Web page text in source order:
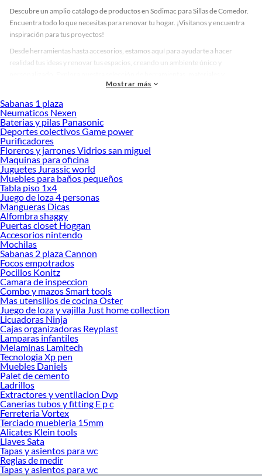
Descubre un amplio catálogo de productos en Sodimac para Sillas de Comedor.
Encuentra todo lo que necesitas para renovar tu hogar. ¡Visítanos y encuentra
inspiración para tus proyectos!
Desde herramientas hasta accesorios, estamos aquí para ayudarte a hacer
realidad tus ideas y renovar tus espacios, creando un ambiente único y
accesorios de calidad que te ayudarán a crear un espacio más tú.
Desde remodelaciones hasta proyectos de decoración, estamos aquí para hacer
tus ideas realidad. ¡Visítanos y encuentra todo lo que tenemos para ofrecerte en
Sillas de Comedor!
Explora la variedad de productos de Sillas de Comedor en Sodimac
Herramientas, materiales y accesorios de calidad para tus proyectos y
renovación de espacios. ¡Visítanos y descubre todo lo que tenemos para
ofrecerte!
Encuentra una amplia variedad de productos de Sillas de Comedor en Sodimac.
Encuentra todo lo necesario para tus proyectos de renovación y decoración.
¡Visítanos y haz tus ideas realidad!
Mostrar más
Sabanas 1 plaza
Neumaticos Nexen
Baterias y pilas Panasonic
Deportes colectivos Game power
Purificadores
Floreros y jarrones Vidrios san miguel
Maquinas para oficina
Juguetes Jurassic world
Muebles para baños pequeños
Tabla piso 1x4
Juego de loza 4 personas
Mangueras Dicas
Alfombra shaggy
Puertas closet Hoggan
Accesorios nintendo
Mochilas
Sabanas 2 plaza Cannon
Focos empotrados
Pocillos Konitz
Camara de inspeccion
Combo y mazos Smart tools
Mas utensilios de cocina Oster
Juego de loza y vajilla Just home collection
Licuadoras Ninja
Cajas organizadoras Reyplast
Lamparas infantiles
Melaminas Lamitech
Tecnologia Xp pen
Muebles Daniels
Palet de cemento
Ladrillos
Extractores y ventilacion Dvp
Canerias tubos y fitting E p c
Ferreteria Vortex
Terciado muebleria 15mm
Alicates Klein tools
Llaves Sata
Tapas y asientos para wc
Reglas de medir
Tapas y asientos para wc